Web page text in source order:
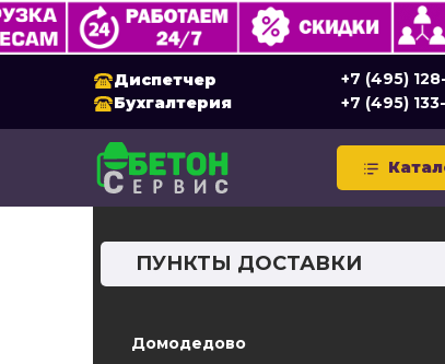
Диспетчер
Бухгалтерия
+7 (495)
+7 (495)
ПУНКТЫ ДОСТАВКИ
Домодедово